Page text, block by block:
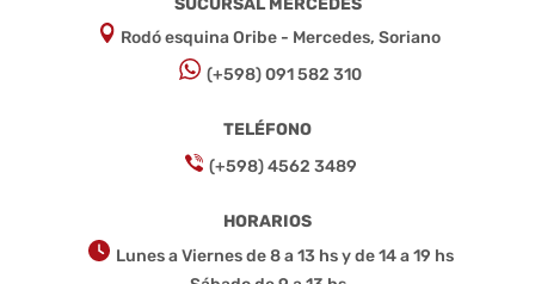
SUCURSAL MERCEDES
Rodó esquina Oribe - Mercedes, Soriano
(+598) 091 582 310
TELÉFONO
(+598) 4562 3489
HORARIOS
Lunes a Viernes de 8 a 13 hs y de 14 a 19 hs